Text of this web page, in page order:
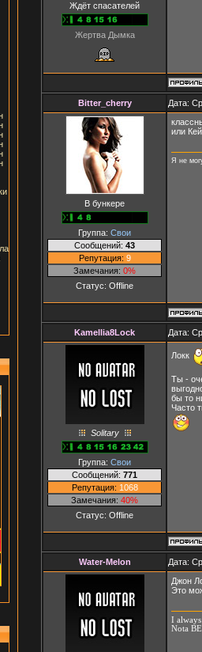
Ждёт спасателей
Жертва Дымка
Bitter_cherry Дата:
В бункере
Группа: Свои
Сообщений: 43
Репутация: 9
Замечания: 0%
Статус: Offline
или
Я не
Kamellia8Lock Дата:
Solitary
Группа: Свои
Сообщений: 771
Репутация: 1068
Замечания: 40%
Статус: Offline
Локк
Ты -
бы то
Часто
Water-Melon Дата:
Джон
Это
I
Nota